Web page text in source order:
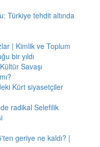
Türkiye tehdit altında
| Kimlik ve Toplum
bir yıldı
Savaşı
Kürt siyasetçiler
radikal Selefilik
geriye ne kaldı? |